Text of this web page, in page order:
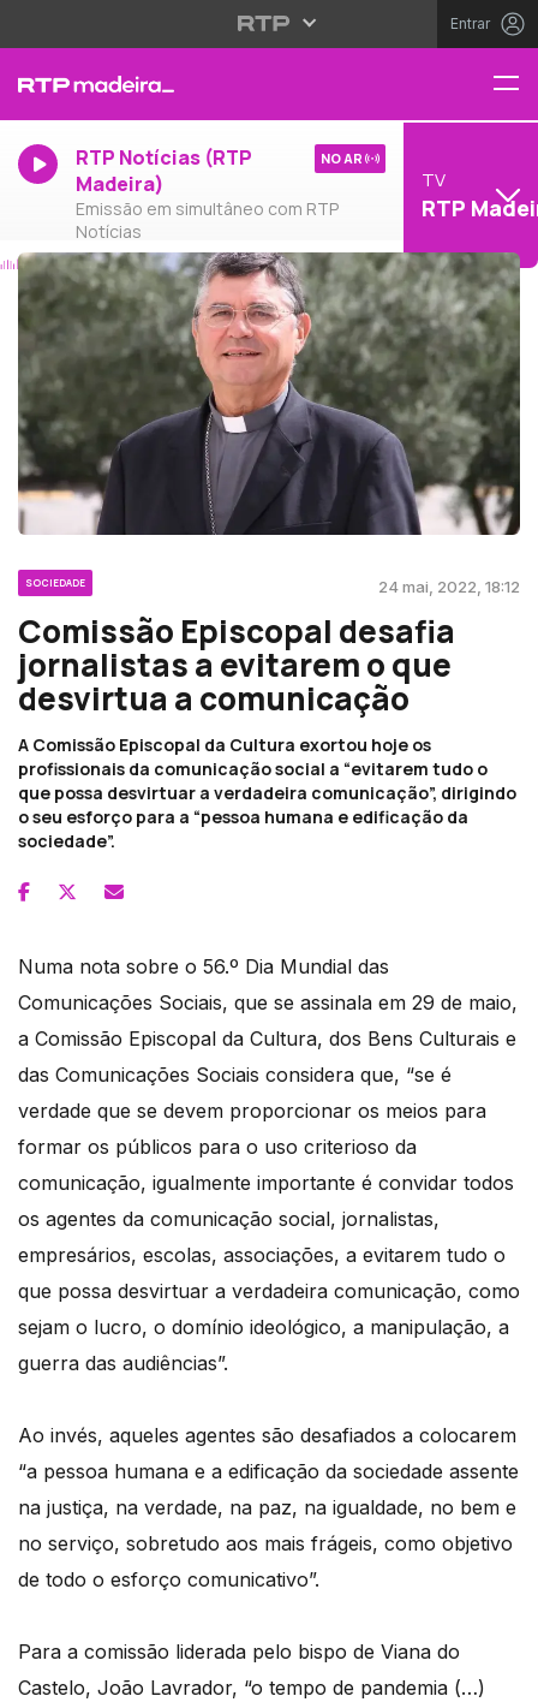
Entrar
RTP Notícias (RTP
Madeira)
Emissão em simultâneo com RTP
Notícias
NO AR
TV
RTP
SOCIEDADE 24 mai, 2022, 18:12
Comissão Episcopal desafia
jornalistas a evitarem o que
desvirtua a comunicação
A Comissão Episcopal da Cultura exortou hoje os
profissionais da comunicação social a “evitarem tudo o
que possa desvirtuar a verdadeira comunicação”, dirigindo
o seu esforço para a “pessoa humana e edificação da
sociedade”.
Numa nota sobre o 56.º Dia Mundial das
Comunicações Sociais, que se assinala em 29 de maio,
a Comissão Episcopal da Cultura, dos Bens Culturais e
das Comunicações Sociais considera que, “se é
verdade que se devem proporcionar os meios para
formar os públicos para o uso criterioso da
comunicação, igualmente importante é convidar todos
os agentes da comunicação social, jornalistas,
empresários, escolas, associações, a evitarem tudo o
que possa desvirtuar a verdadeira comunicação, como
sejam o lucro, o domínio ideológico, a manipulação, a
guerra das audiências”.
Ao invés, aqueles agentes são desafiados a colocarem
“a pessoa humana e a edificação da sociedade assente
na justiça, na verdade, na paz, na igualdade, no bem e
no serviço, sobretudo aos mais frágeis, como objetivo
de todo o esforço comunicativo”.
Para a comissão liderada pelo bispo de Viana do
Castelo, João Lavrador, “o tempo de pandemia (…)